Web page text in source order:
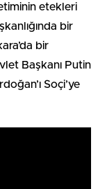
etekleri
bir
bir
Başkanı Putin
Soçi’ye